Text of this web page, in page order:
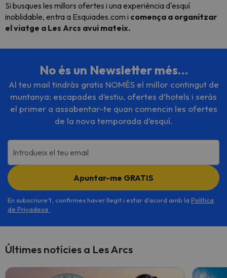
Si busques les millors ofertes i una experiència d'esquí
inoblidable, entra a Esquiades.com i comença a organitzar
el viatge a Les Arcs avui mateix.
No és un Newsletter més…
Al teu mail tindràs gratis NOMÉS el millor contingut de
muntanya: escapades d’estiu, ofertes d’hotels i seràs
el primer a assabentar-te quan comencin les ofertes
de la nova temporada d’esquí.
Introdueix el teu email
Apuntar-me GRATIS
En subscriure't, confirmes haver llegit i estar d'acord amb la Política
de Privadesa
Últimes notícies a Les Arcs